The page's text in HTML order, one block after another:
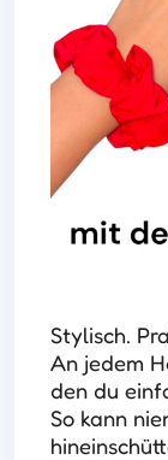
Stylisch.
An jedem
den du
So kann